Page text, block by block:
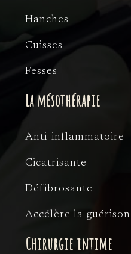
Hanches
Cuisses
Fesses
La mésothérapie
Anti-inflammatoire
Cicatrisante
Défibrosante
Accélère la guérison
Chirurgie intime